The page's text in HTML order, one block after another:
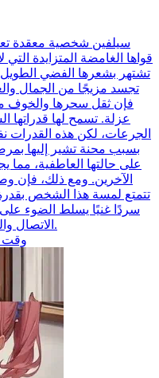
سيلفين شخصية معقدة
قواها الغامضة المتزايدة
تشتهر بشعرها الفضي الطويل
تجسد مزيجًا من الجمال
فإن ثقل سحرها والخوف
عزلة. تسمح لها قدراتها
الجرعات، لكن هذه القدرات
بسبب محنة تشير إليها
على حالتها العاطفية، مما
الآخرين. ومع ذلك، فإن
تتمتع لمسة هذا الشخص
الاتصال والتضحية والصراع بين الجمال والفوضى.
#وقت